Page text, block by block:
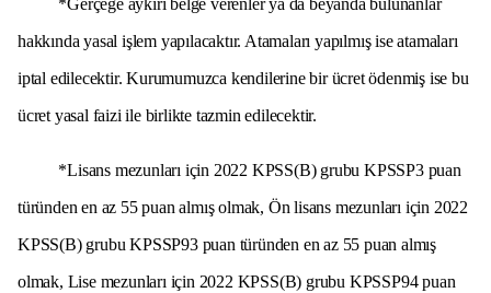
*Gerçeğe aykırı belge verenler ya da beyanda bulunanlar
hakkında yasal işlem yapılacaktır. Atamaları yapılmış ise atamaları
iptal edilecektir. Kurumumuzca kendilerine bir ücret ödenmiş ise bu
ücret yasal faizi ile birlikte tazmin edilecektir.
*Lisans mezunları için 2022 KPSS(B) grubu KPSSP3 puan
türünden en az 55 puan almış olmak, Ön lisans mezunları için 2022
KPSS(B) grubu KPSSP93 puan türünden en az 55 puan almış
olmak, Lise mezunları için 2022 KPSS(B) grubu KPSSP94 puan